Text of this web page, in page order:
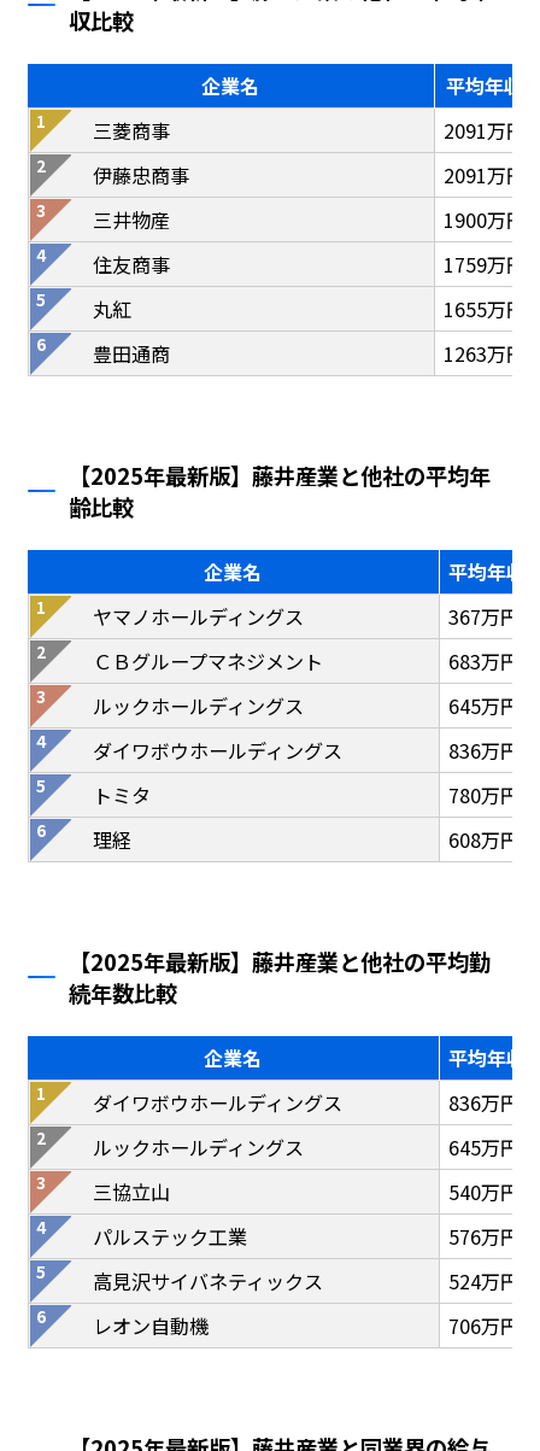
収比較
企業名
平均年収
三菱商事
2091万円
伊藤忠商事
2091万円
三井物産
1900万円
住友商事
1759万円
丸紅
1655万円
豊田通商
1263万円
【2025年最新版】藤井産業と他社の平均年
齢比較
企業名
平均年収
ヤマノホールディングス
367万円
ＣＢグループマネジメント
683万円
ルックホールディングス
645万円
ダイワボウホールディングス
836万円
トミタ
780万円
理経
608万円
【2025年最新版】藤井産業と他社の平均勤
続年数比較
企業名
平均年収
ダイワボウホールディングス
836万円
ルックホールディングス
645万円
三協立山
540万円
パルステック工業
576万円
高見沢サイバネティックス
524万円
レオン自動機
706万円